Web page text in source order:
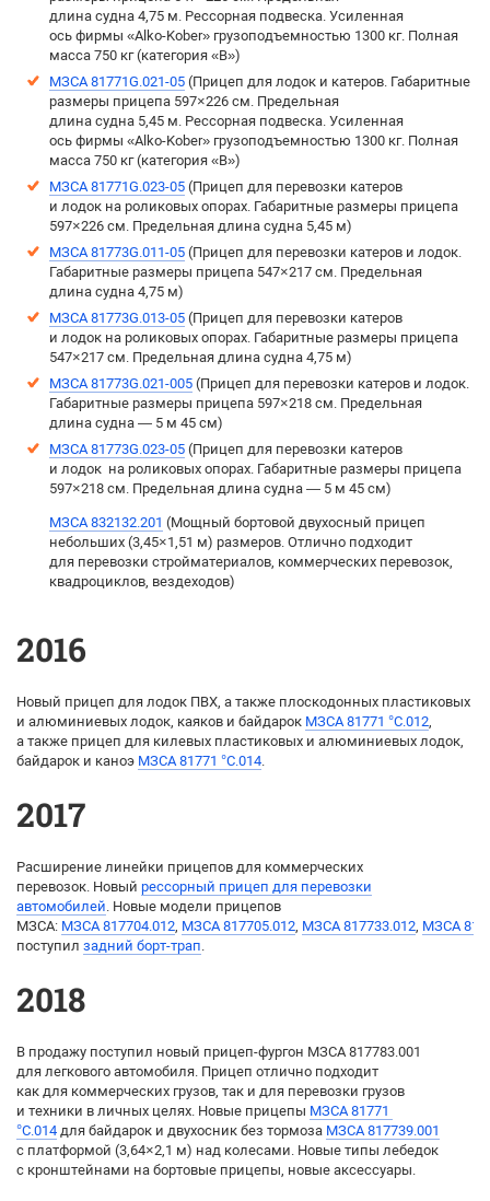
длина судна 4,75 м. Рессорная подвеска. Усиленная
ось фирмы «Alko-Kober» грузоподъемностью 1300 кг. Полная
масса 750 кг (категория «B»)
МЗСА 81771G.021-05 (Прицеп для лодок и катеров. Габаритные
размеры прицепа 597×226 см. Предельная
длина судна 5,45 м. Рессорная подвеска. Усиленная
ось фирмы «Alko-Kober» грузоподъемностью 1300 кг. Полная
масса 750 кг (категория «B»)
МЗСА 81771G.023-05 (Прицеп для перевозки катеров
и лодок на роликовых опорах. Габаритные размеры прицепа
597×226 см. Предельная длина судна 5,45 м)
МЗСА 81773G.011-05 (Прицеп для перевозки катеров и лодок.
Габаритные размеры прицепа 547×217 см. Предельная
длина судна 4,75 м)
МЗСА 81773G.013-05 (Прицеп для перевозки катеров
и лодок на роликовых опорах. Габаритные размеры прицепа
547×217 см. Предельная длина судна 4,75 м)
МЗСА 81773G.021-005 (Прицеп для перевозки катеров и лодок.
Габаритные размеры прицепа 597×218 см. Предельная
длина судна — 5 м 45 см)
МЗСА 81773G.023-05 (Прицеп для перевозки катеров
и лодок на роликовых опорах. Габаритные размеры прицепа
597×218 см. Предельная длина судна — 5 м 45 см)
МЗСА 832132.201 (Мощный бортовой двухосный прицеп
небольших (3,45×1,51 м) размеров. Отлично подходит
для перевозки стройматериалов, коммерческих перевозок,
квадроциклов, вездеходов)
2016
Новый прицеп для лодок ПВХ, а также плоскодонных пластиковых
и алюминиевых лодок, каяков и байдарок МЗСА 81771 °C.012,
а также прицеп для килевых пластиковых и алюминиевых лодок,
байдарок и каноэ МЗСА 81771 °C.014.
2017
Расширение линейки прицепов для коммерческих
перевозок. Новый рессорный прицеп для перевозки
автомобилей. Новые модели прицепов
МЗСА: МЗСА 817704.012, МЗСА 817705.012, МЗСА 817733.012, МЗСА
поступил задний борт-трап.
2018
В продажу поступил новый прицеп-фургон МЗСА 817783.001
для легкового автомобиля. Прицеп отлично подходит
как для коммерческих грузов, так и для перевозки грузов
и техники в личных целях. Новые прицепы МЗСА 81771
°C.014 для байдарок и двухосник без тормоза МЗСА 817739.001
с платформой (3,64×2,1 м) над колесами. Новые типы лебедок
с кронштейнами на бортовые прицепы, новые аксессуары.